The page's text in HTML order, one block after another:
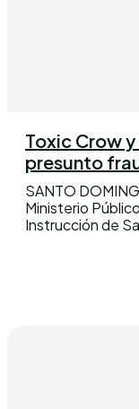
Toxic Crow
presunto
SANTO
Ministerio
Instrucción de